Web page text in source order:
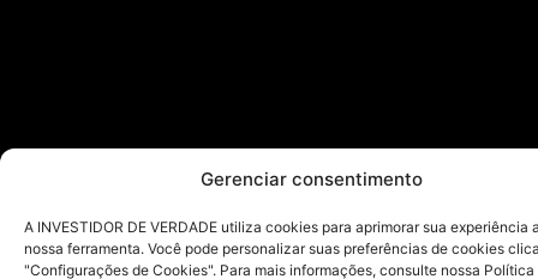
Gerenciar consentimento
A INVESTIDOR DE VERDADE utiliza cookies para aprimorar sua experiência
nossa ferramenta. Você pode personalizar suas preferências de cookies
"Configurações de Cookies". Para mais informações, consulte nossa Política